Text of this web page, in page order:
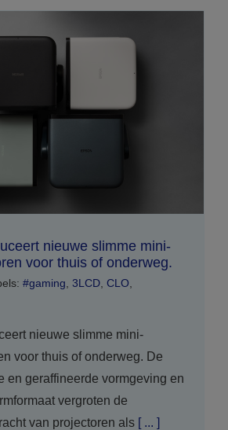
nieuwe slimme mini-
voor thuis of onderweg.
#gaming 3LCD, CLO
nieuwe slimme mini-
voor thuis of onderweg. De
en geraffineerde vormgeving en
vergroten de
van projectoren als[ ... ]